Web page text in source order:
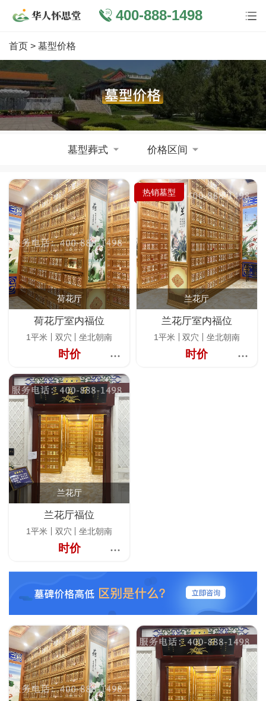
400-888-1498
首页 > 墓型价格
墓型葬式 价格区间
荷花厅
荷花厅室内福位
1平米 双穴 坐北朝南
时价
热销墓型
兰花厅
兰花厅室内福位
1平米 双穴 坐北朝南
时价
兰花厅
兰花厅福位
1平米 双穴 坐北朝南
时价